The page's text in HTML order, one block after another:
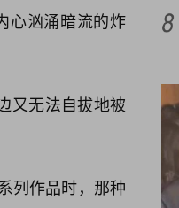
心汹涌暗流的炸
又无法自拔地被
列作品时，那种